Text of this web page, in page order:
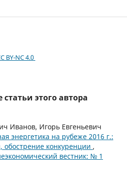
BY-NC 4.0
этого автора
Иванов, Игорь Евгеньевич
энергетика на рубеже 2016 г.:
обострение конкуренции ,
вестник: № 1